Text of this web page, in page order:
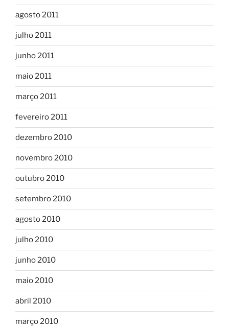
agosto 2011
julho 2011
junho 2011
maio 2011
março 2011
fevereiro 2011
dezembro 2010
novembro 2010
outubro 2010
setembro 2010
agosto 2010
julho 2010
junho 2010
maio 2010
abril 2010
março 2010